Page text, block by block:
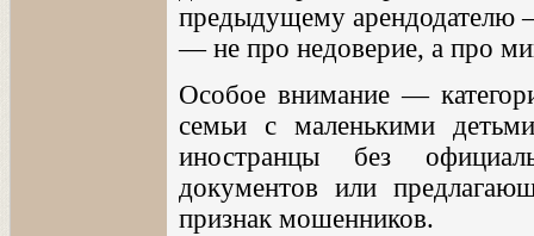
предыдущему арендодателю
— не про недоверие, а про
Особое внимание —
семьи с маленькими
иностранцы без
документов или
признак мошенников.